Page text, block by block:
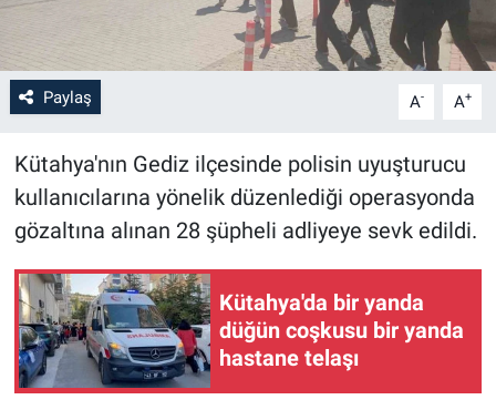
Paylaş A- A+
Kütahya'nın Gediz ilçesinde polisin uyuşturucu
kullanıcılarına yönelik düzenlediği operasyonda
gözaltına alınan 28 şüpheli adliyeye sevk edildi.
Kütahya'da bir yanda
düğün coşkusu bir yanda
hastane telaşı